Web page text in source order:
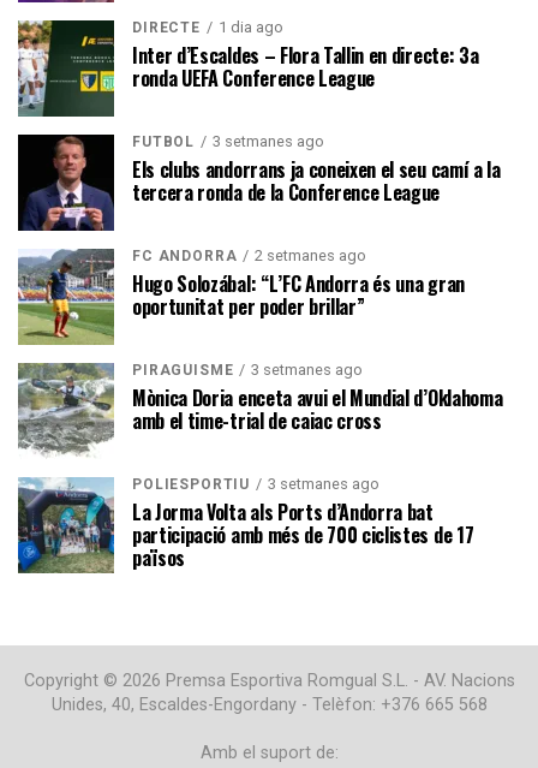
DIRECTE 1 dia ago
Inter d’Escaldes – Flora Tallin en directe: 3a
ronda UEFA Conference League
FUTBOL 3 setmanes ago
Els clubs andorrans ja coneixen el seu camí a la
tercera ronda de la Conference League
FC ANDORRA 2 setmanes ago
Hugo Solozábal: “L’FC Andorra és una gran
oportunitat per poder brillar”
PIRAGÜISME 3 setmanes ago
Mònica Doria enceta avui el Mundial d’Oklahoma
amb el time-trial de caiac cross
POLIESPORTIU 3 setmanes ago
La Jorma Volta als Ports d’Andorra bat
participació amb més de 700 ciclistes de 17
països
Copyright © 2026 Premsa Esportiva Romgual S.L. - AV. Nacions
Unides, 40, Escaldes-Engordany - Telèfon: +376 665 568
Amb el suport de: